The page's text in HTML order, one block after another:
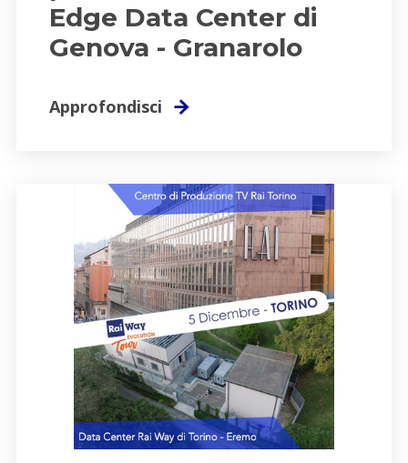
Edge Data Center di
Genova - Granarolo
Approfondisci